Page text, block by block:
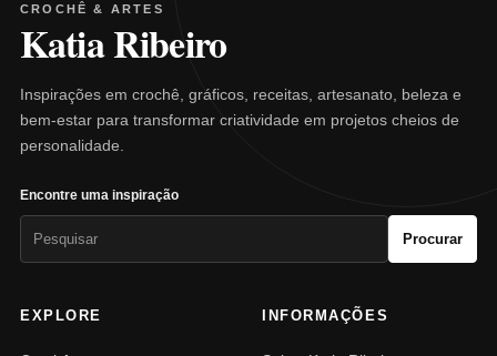
CROCHÊ & ARTES
Katia Ribeiro
Inspirações em crochê, gráficos, receitas, artesanato, beleza e
bem-estar para transformar criatividade em projetos cheios de
personalidade.
Encontre uma inspiração
Procurar
EXPLORE INFORMAÇÕES